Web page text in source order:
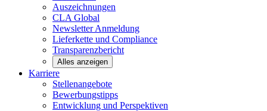
Auszeichnungen
CLA Global
NewsletterAnmeldung
Lieferkette und Compliance
Transparenzbericht
Alles anzeigen
Karriere
Stellenangebote
Bewerbungstipps
Entwicklung und Perspektiven